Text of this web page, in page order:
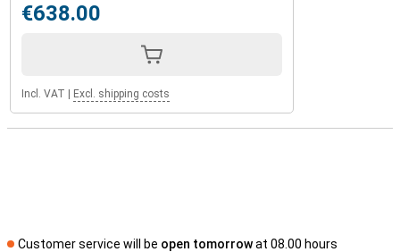
€638.00
Incl. VAT Excl. shipping costs
Customer service will be open tomorrowat 08.00 hours